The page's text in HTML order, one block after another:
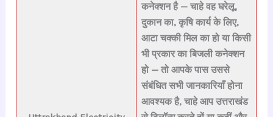
कनेक्शन है — चाहे वहघरेलू,
दुकान का,कृषि कार्य के लिए,
आटा चक्की मिलका हो याकिसी
भी प्रकार का बिजली कनेक्शन
हो — तोआपके पास उससे
संबंधित सभी जानकारियाँ होना
आवश्यक है, चाहे आप उत्तराखंड